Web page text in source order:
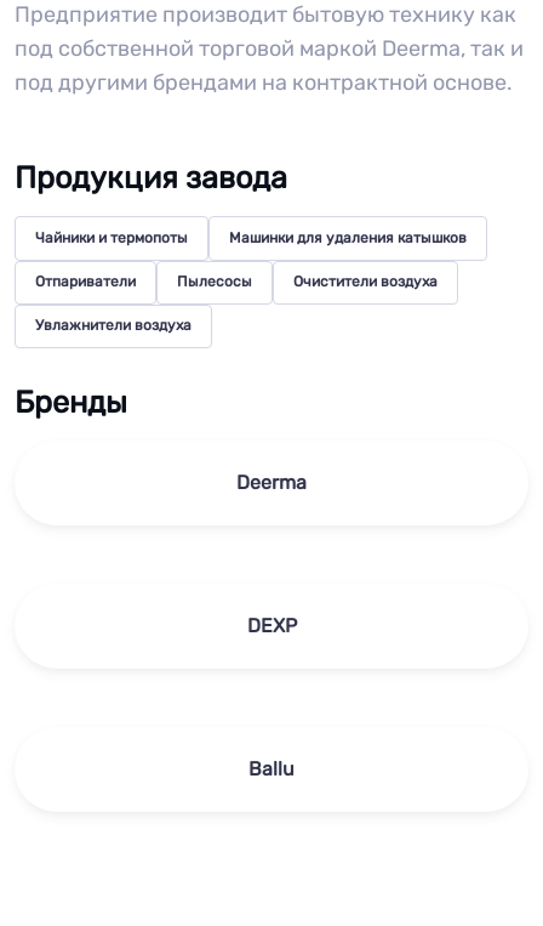
Предприятие производит бытовую технику как
под собственной торговой маркой Deerma, так и
под другими брендами на контрактной основе.
Продукция завода
Чайники и термопоты Машинки для удаления катышков
Отпариватели Пылесосы Очистители воздуха
Увлажнители воздуха
Бренды
Deerma
DEXP
Ballu